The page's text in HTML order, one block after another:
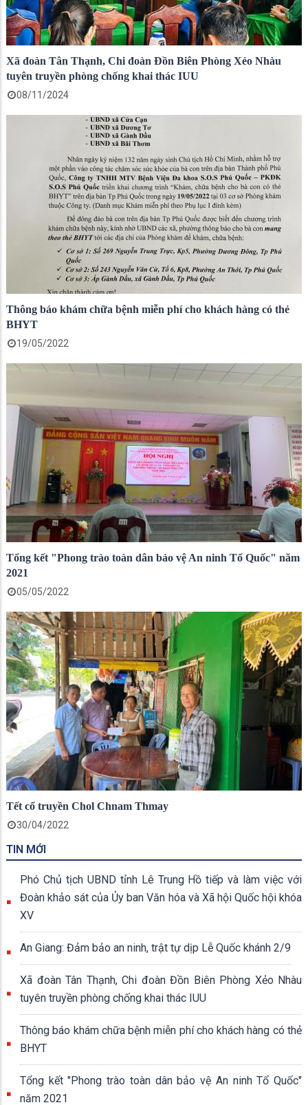
Xã đoàn Tân Thạnh, Chi đoàn Đồn Biên Phòng Xẻo Nhàu
tuyên truyền phòng chống khai thác IUU
08/11/2024
Thông báo khám chữa bệnh miễn phí cho khách hàng có thẻ
BHYT
19/05/2022
Tổng kết "Phong trào toàn dân bảo vệ An ninh Tổ Quốc" năm
2021
05/05/2022
Tết cổ truyền Chol Chnam Thmay
30/04/2022
TIN MỚI
Phó Chủ tịch UBND tỉnh Lê Trung Hồ tiếp và làm việc với
Đoàn khảo sát của Ủy ban Văn hóa và Xã hội Quốc hội khóa
XV
An Giang: Đảm bảo an ninh, trật tự dịp Lễ Quốc khánh 2/9
Xã đoàn Tân Thạnh, Chi đoàn Đồn Biên Phòng Xẻo Nhàu
tuyên truyền phòng chống khai thác IUU
Thông báo khám chữa bệnh miễn phí cho khách hàng có thẻ
BHYT
Tổng kết "Phong trào toàn dân bảo vệ An ninh Tổ Quốc"
năm 2021